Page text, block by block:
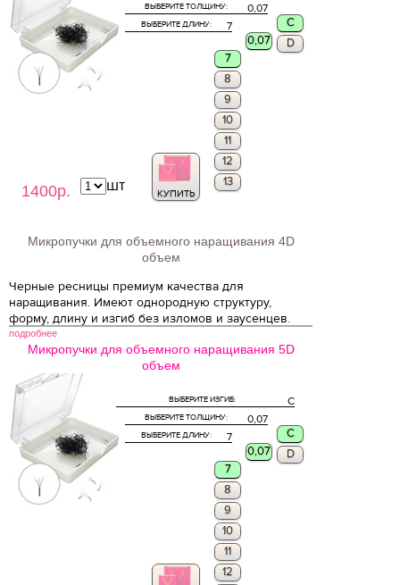
1400р.
0,07
ВЫБЕРИТЕ ТОЛЩИНУ:
7
ВЫБЕРИТЕ ДЛИНУ:
C
0,07
7
8
9
10
11
12
13
D
КУПИТЬ
шт
Микропучки для объемного наращивания 4D
объем
Черные ресницы премиум качества для
наращивания. Имеют однородную структуру,
форму, длину и изгиб без изломов и заусенцев.
подробнее
Микропучки для объемного наращивания 5D
объем
C
ВЫБЕРИТЕ ИЗГИБ:
0,07
ВЫБЕРИТЕ ТОЛЩИНУ:
7
ВЫБЕРИТЕ ДЛИНУ:
C
0,07
7
8
9
10
11
12
D